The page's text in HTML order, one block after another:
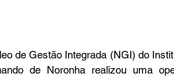
de Gestão Integrada (NGI) do
de Noronha realizou uma